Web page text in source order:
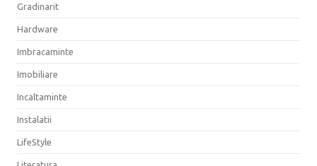
Gradinarit
Hardware
Imbracaminte
Imobiliare
Incaltaminte
Instalatii
LifeStyle